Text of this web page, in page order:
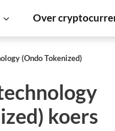
Over
(Ondo Tokenized)
koers